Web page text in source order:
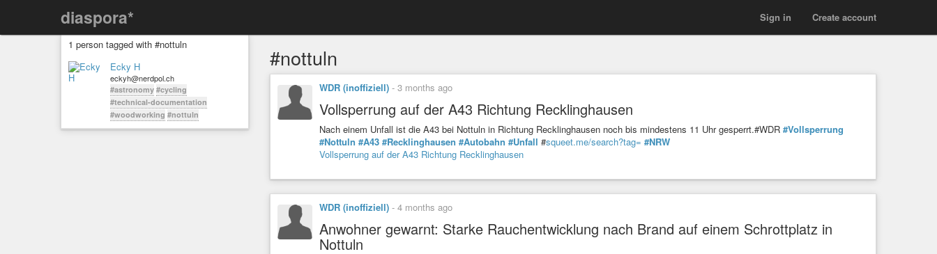
diaspora* Create account
Sign in
1 person tagged with #nottuln
Ecky H
eckyh@nerdpol.ch
#astronomy #cycling
#technical-documentation
#woodworking #nottuln
#nottuln
WDR (inoffiziell) - 3 months ago
Vollsperrung auf der A43 Richtung Recklinghausen
Nach einem Unfall ist die A43 bei Nottuln in Richtung Recklinghausen noch bis mindestens 11 Uhr gesperrt.#WDR #Vollsperrung
#Nottuln #A43 #Recklinghausen #Autobahn #Unfall #squeet.me/search?tag= #NRW
Vollsperrung auf der A43 Richtung Recklinghausen
WDR (inoffiziell) - 4 months ago
Anwohner gewarnt: Starke Rauchentwicklung nach Brand auf einem Schrottplatz in
Nottuln